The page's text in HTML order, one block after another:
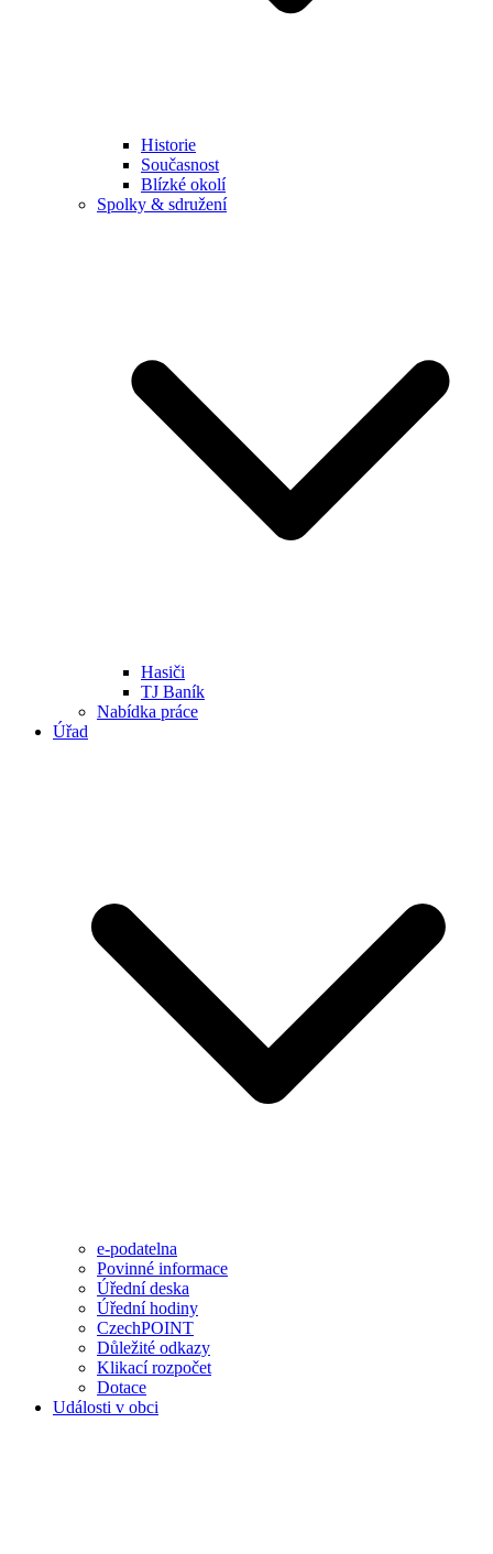
Historie
Současnost
Blízké okolí
Spolky & sdružení
Hasiči
TJ Baník
Nabídka práce
Úřad
e-podatelna
Povinné informace
Úřední deska
Úřední hodiny
CzechPOINT
Důležité odkazy
Klikací rozpočet
Dotace
Události v obci